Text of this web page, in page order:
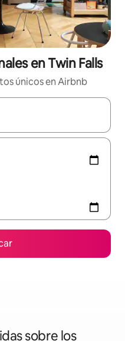
en Twin Falls
únicos en Airbnb
navegá con las
sobre los